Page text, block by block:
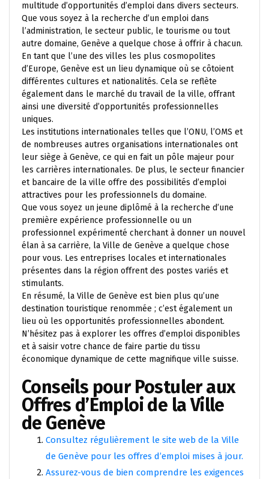
multitude d’opportunités d’emploi dans divers secteurs.
Que vous soyez à la recherche d’un emploi dans
l’administration, le secteur public, le tourisme ou tout
autre domaine, Genève a quelque chose à offrir à chacun.
En tant que l’une des villes les plus cosmopolites
d’Europe, Genève est un lieu dynamique où se côtoient
différentes cultures et nationalités. Cela se reflète
également dans le marché du travail de la ville, offrant
ainsi une diversité d’opportunités professionnelles
uniques.
Les institutions internationales telles que l’ONU, l’OMS et
de nombreuses autres organisations internationales ont
leur siège à Genève, ce qui en fait un pôle majeur pour
les carrières internationales. De plus, le secteur financier
et bancaire de la ville offre des possibilités d’emploi
attractives pour les professionnels du domaine.
Que vous soyez un jeune diplômé à la recherche d’une
première expérience professionnelle ou un
professionnel expérimenté cherchant à donner un nouvel
élan à sa carrière, la Ville de Genève a quelque chose
pour vous. Les entreprises locales et internationales
présentes dans la région offrent des postes variés et
stimulants.
En résumé, la Ville de Genève est bien plus qu’une
destination touristique renommée ; c’est également un
lieu où les opportunités professionnelles abondent.
N’hésitez pas à explorer les offres d’emploi disponibles
et à saisir votre chance de faire partie du tissu
économique dynamique de cette magnifique ville suisse.
Conseils pour Postuler aux
Offres d’Emploi de la Ville
de Genève
Consultez régulièrement le site web de la Ville
de Genève pour les offres d’emploi mises à jour.
Assurez-vous de bien comprendre les exigences